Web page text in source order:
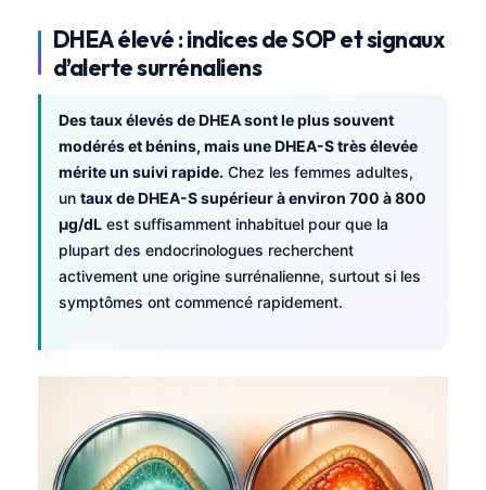
DHEA élevé : indices de SOP et signaux
d’alerte surrénaliens
Des taux élevés de DHEA sont le plus souvent
modérés et bénins, mais une DHEA-S très élevée
mérite un suivi rapide. Chez les femmes adultes,
un taux de DHEA-S supérieur à environ 700 à 800
µg/dL est suffisamment inhabituel pour que la
plupart des endocrinologues recherchent
activement une origine surrénalienne, surtout si les
symptômes ont commencé rapidement.